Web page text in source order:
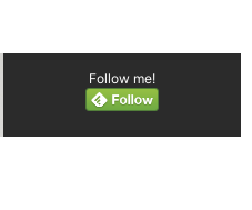
Follow me!